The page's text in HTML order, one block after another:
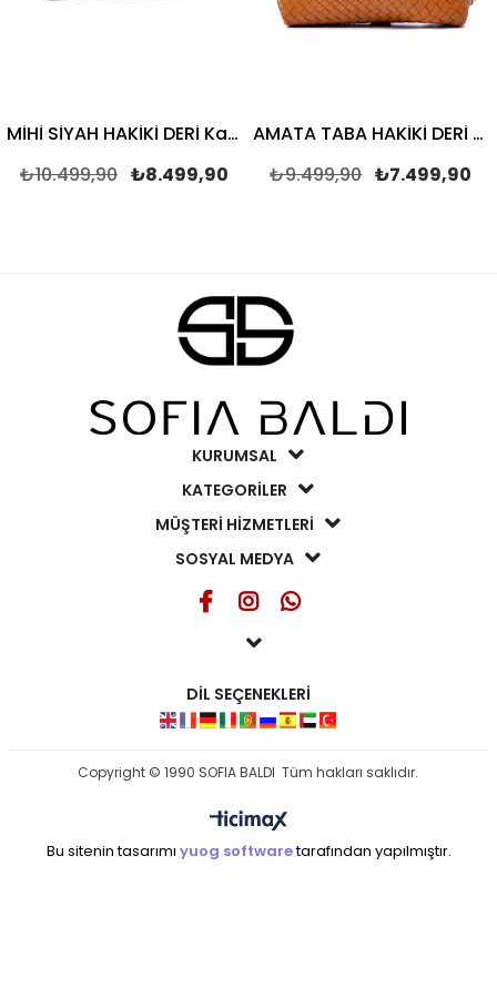
MİHİ SİYAH HAKİKİ DERİ Kadın ÇANTA
₺8.499,90
AMATA TABA HAKİKİ DERİ Kadın ÇANTA
₺7.499,90
₺9.499,90
KURUMSAL
KATEGORİLER
MÜŞTERİ HİZMETLERİ
SOSYAL MEDYA
DİL SEÇENEKLERİ
Copyright © 1990 SOFIA BALDI Tüm hakları saklıdır.
Bu sitenin tasarımı yuog softwaretarafından yapılmıştır.